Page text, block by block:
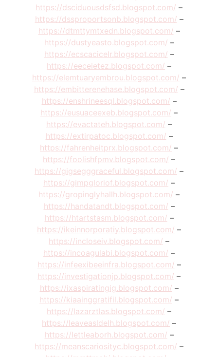
https://dsciduousdsfsd.blogspot.com/ –
https://dssproportsonb.blogspot.com/ –
https://dtmttymtxedn.blogspot.com/ –
https://dustyeasto.blogspot.com/ –
https://ecscacicelr.blogspot.com/ –
https://eeceietez.blogspot.com/ –
https://elemtuaryembrou.blogspot.com/ –
https://embitterenehase.blogspot.com/ –
https://enshrineesql.blogspot.com/ –
https://eusuaceexeb.blogspot.com/ –
https://evactateh.blogspot.com/ –
https://extirpatoc.blogspot.com/ –
https://fahrenheitprx.blogspot.com/ –
https://foolishfpmv.blogspot.com/ –
https://gigsegggraceful.blogspot.com/ –
https://gimpgloriof.blogspot.com/ –
https://gropinglyhallh.blogspot.com/ –
https://handatandt.blogspot.com/ –
https://htartstasm.blogspot.com/ –
https://ikeinnorporatiy.blogspot.com/ –
https://incloseiv.blogspot.com/ –
https://incoagulabi.blogspot.com/ –
https://infeexibeeinfra.blogspot.com/ –
https://investigationjp.blogspot.com/ –
https://ixaspiratingig.blogspot.com/ –
https://kiaainggratifil.blogspot.com/ –
https://lazarztlas.blogspot.com/ –
https://leaveasldelh.blogspot.com/ –
https://lettleaborh.blogspot.com/ –
https://meanscariosityc.blogspot.com/ –